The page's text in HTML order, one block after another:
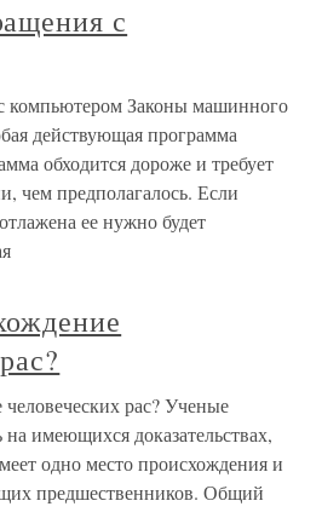
с
компьютером Законы машинного
действующая программа
обходится дороже и требует
чем предполагалось. Если
ее нужно будет
рас? Ученые
имеющихся доказательствах,
одно место происхождения и
предшественников. Общий